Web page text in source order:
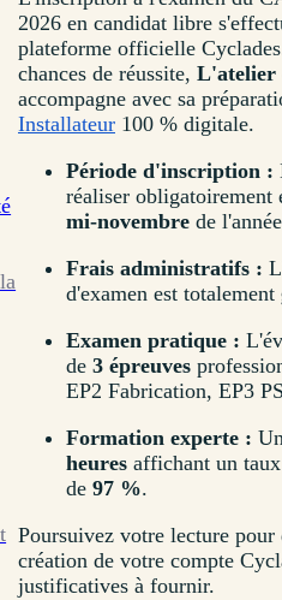
2026 en candidat libre
plateforme officielle
chances de réussite, L'atelier
accompagne avec sa
Installateur 100 % digitale.
Période d'inscription :
réaliser obligatoirement
mi-novembre de
Frais administratifs :
d'examen est totalement
Examen pratique :
de 3 épreuves
EP2 Fabrication, EP3
Formation experte :
heures affichant un
de 97 %.
Poursuivez votre lecture pour
création de votre compte
justificatives à fournir.